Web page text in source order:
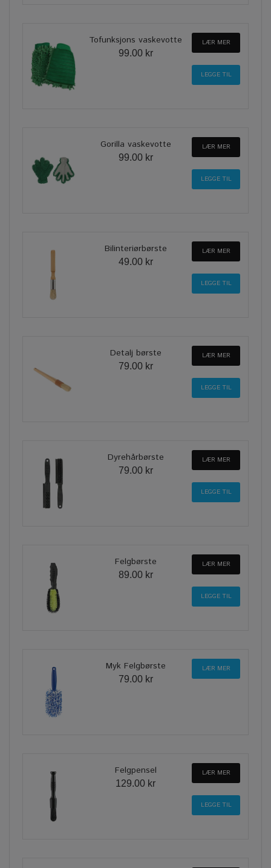
Tofunksjons vaskevotte
99.00 kr
LÆR MER
Gorilla vaskevotte
99.00 kr
LÆR MER
Bilinteriørbørste
49.00 kr
LÆR MER
Detalj børste
79.00 kr
LÆR MER
Dyrehårbørste
79.00 kr
LÆR MER
Felgbørste
89.00 kr
LÆR MER
Myk Felgbørste
79.00 kr
LÆR MER
Felgpensel
129.00 kr
LÆR MER